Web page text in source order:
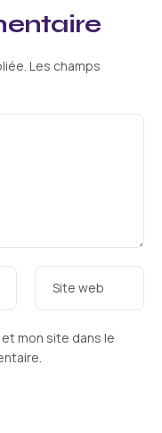
Les champs
Site web
mon site dans le